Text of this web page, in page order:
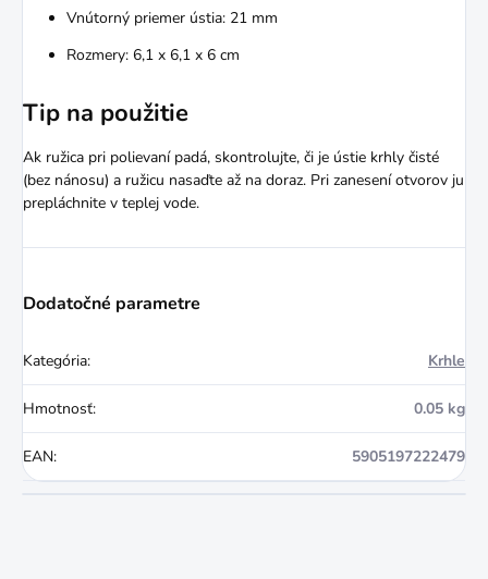
Vnútorný priemer ústia: 21 mm
Rozmery: 6,1 x 6,1 x 6 cm
Tip na použitie
Ak ružica pri polievaní padá, skontrolujte, či je ústie krhly čisté
(bez nánosu) a ružicu nasaďte až na doraz. Pri zanesení otvorov ju
prepláchnite v teplej vode.
Dodatočné parametre
Kategória: Krhle
Hmotnosť: 0.05 kg
EAN: 5905197222479